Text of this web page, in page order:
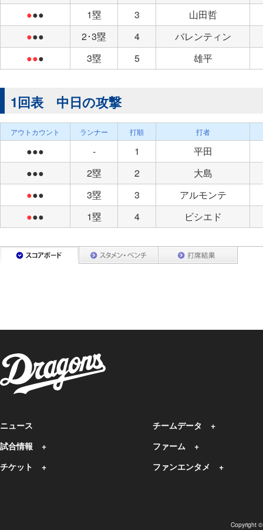
●●● 1塁 3
山田哲
●●● 2･3塁 4
バレンティン
●●● 3塁 5 雄平
1回表 中日の攻撃
アウトカウント ランナー 打順 打者
●●● - 1
平田
●●●
2塁 2
大島
●●● 3塁 3
アルモンテ
●●● 1塁 4 ビシエド
ニュース
試合情報
チケット
チームデータ
ファーム
ファンエンタメ
Copyright